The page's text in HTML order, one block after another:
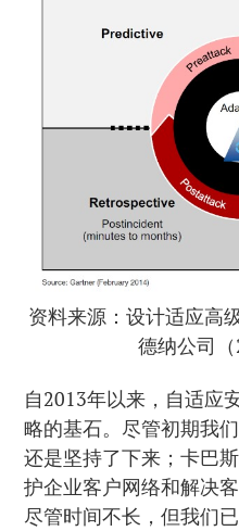
资料来源：设计适应高
德纳公司（
自2013年以来，自适应
略的基石。尽管初期我
还是坚持了下来；卡巴
护企业客户网络和解决
尽管时间不长，但我们